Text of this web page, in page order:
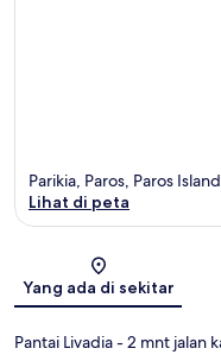
Parikia, Paros, Paros
Lihat di peta
Yang ada di sekitar
Pantai Livadia- 2 mnt jalan